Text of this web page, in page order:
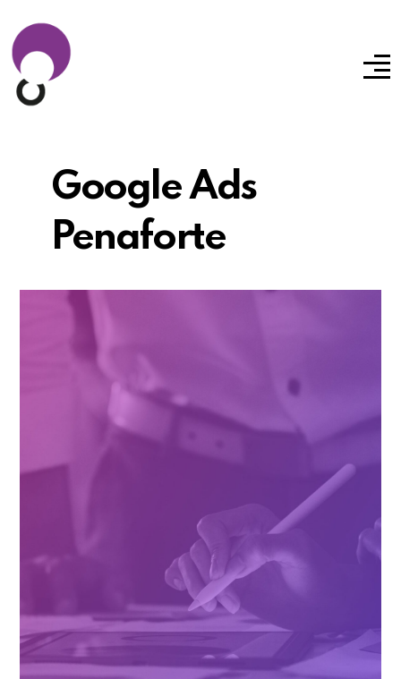
Google Ads
Penaforte